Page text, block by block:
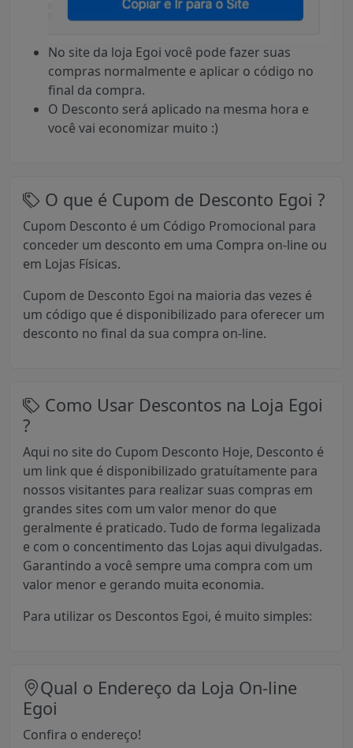
No site da loja Egoi você pode fazer suas
compras normalmente e aplicar o código no
final da compra.
O Desconto será aplicado na mesma hora e
você vai economizar muito :)
O que é Cupom de Desconto Egoi ?
Cupom Desconto é um Código Promocional para
conceder um desconto em uma Compra on-line ou
em Lojas Físicas.
Cupom de Desconto Egoi na maioria das vezes é
um código que é disponibilizado para oferecer um
desconto no final da sua compra on-line.
Como Usar Descontos na Loja Egoi
?
Aqui no site do Cupom Desconto Hoje, Desconto é
um link que é disponibilizado gratuítamente para
nossos visitantes para realizar suas compras em
grandes sites com um valor menor do que
geralmente é praticado. Tudo de forma legalizada
e com o concentimento das Lojas aqui divulgadas.
Garantindo a você sempre uma compra com um
valor menor e gerando muita economia.
Para utilizar os Descontos Egoi, é muito simples:
Qual o Endereço da Loja On-line
Egoi
Confira o endereço!